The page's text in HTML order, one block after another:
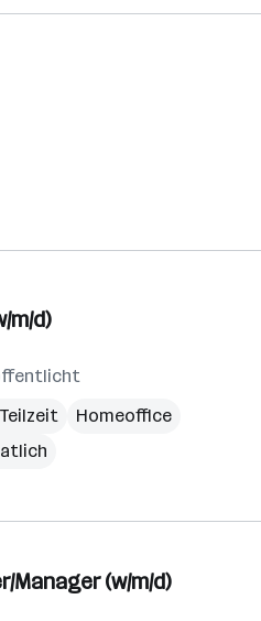
m/d)
Homeoffice
(w/m/d)